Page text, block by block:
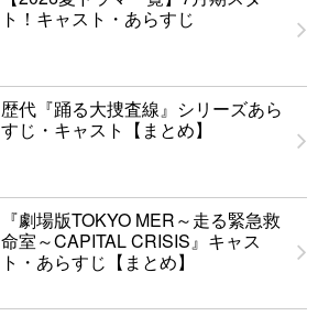
ト！キャスト・あらすじ
歴代『踊る大捜査線』シリーズあら
すじ・キャスト【まとめ】
『劇場版TOKYO MER～走る緊急救
命室～CAPITAL CRISIS』キャス
ト・あらすじ【まとめ】